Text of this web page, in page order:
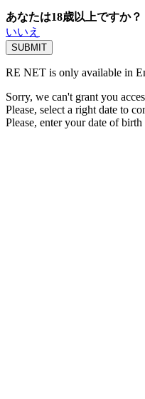
あなたは18歳以上ですか？
いいえ
RE NET is only available in
Sorry, we can't grant you
Please, select a right date to
Please, enter your date of